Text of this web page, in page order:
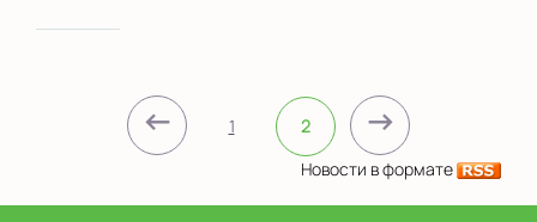
← 1 2 →
Новости в формате